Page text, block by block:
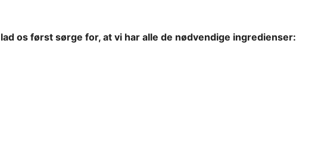
os først sørge for, at vi har alle de nødvendige ingredienser: